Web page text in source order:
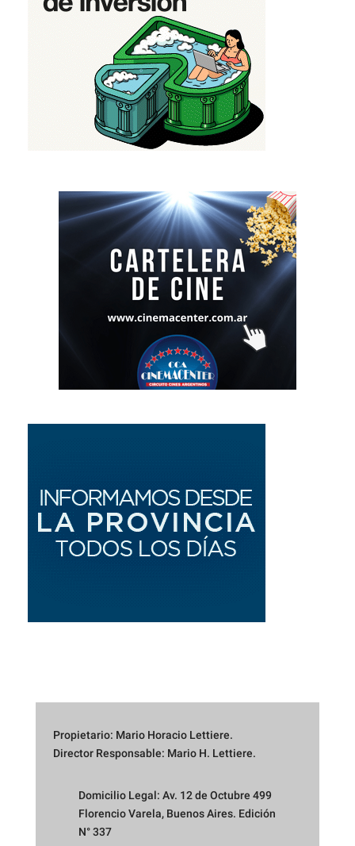
Propietario: Mario Horacio Lettiere.
Director Responsable: Mario H. Lettiere.
Domicilio Legal: Av. 12 de Octubre 499
Florencio Varela, Buenos Aires. Edición
N° 337